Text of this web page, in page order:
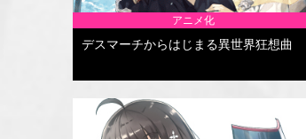
アニメ化
デスマーチからはじまる異世界狂想曲